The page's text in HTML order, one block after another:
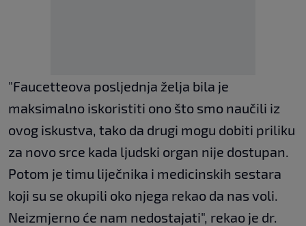
"Faucetteova posljednja želja bila je
maksimalno iskoristiti ono što smo naučili iz
ovog iskustva, tako da drugi mogu dobiti priliku
za novo srce kada ljudski organ nije dostupan.
Potom je timu liječnika i medicinskih sestara
koji su se okupili oko njega rekao da nas voli.
Neizmjerno će nam nedostajati", rekao je dr.